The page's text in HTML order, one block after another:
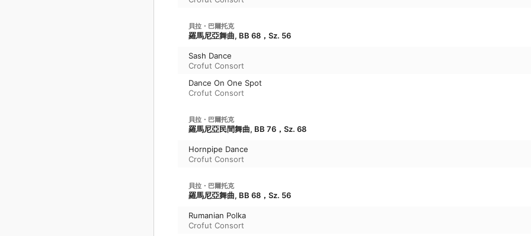
貝拉・巴爾托克
羅馬尼亞舞曲, BB 68，Sz. 56
Sash Dance
Crofut Consort
Dance On One Spot
Crofut Consort
貝拉・巴爾托克
羅馬尼亞民間舞曲, BB 76，Sz. 68
Hornpipe Dance
Crofut Consort
貝拉・巴爾托克
羅馬尼亞舞曲, BB 68，Sz. 56
Rumanian Polka
Crofut Consort